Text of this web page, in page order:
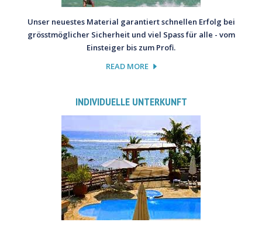
Unser neuestes Material garantiert schnellen Erfolg bei
grösstmöglicher Sicherheit und viel Spass für alle - vom
Einsteiger bis zum Profi.
READ MORE
INDIVIDUELLE UNTERKUNFT